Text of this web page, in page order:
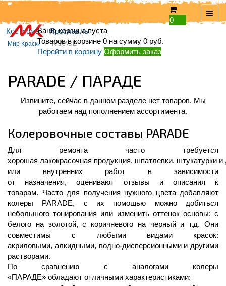
0
Ваша корзина пуста
Товаров в корзине0 на сумму0 руб.
Перейти в корзинуОформить заказ
Кострома Ярославль
Мир Краски PARADE
PARADE / ПАРАДЕ
Извините, сейчас в данном разделе нет товаров. Мы
работаем над пополнением ассортимента.
Колеровочные составы PARADE
Для ремонта часто требуется
хорошая лакокрасочная продукция, шпатлевки, штукатурки и
или внутренних работ в зависимости
от назначения, оценивают отзывы и описания к
товарам. Часто для получения нужного цветадобавляют
колеры PARADE, с их помощью можно добиться
небольшоготонирования или изменить оттенок основы: с
белого на золотой,с коричневого на черный и т.д.Они
совместимы с любыми видами красок:
акриловыми, алкидными, водно-дисперсионнымии другими
растворами.
Посравнению с аналогами колеры
«ПАРАДЕ» обладают отличными характеристиками: